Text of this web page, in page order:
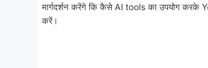
मार्गदर्शन करेंगे कि कैसे AI tools का उपयोग
करें।